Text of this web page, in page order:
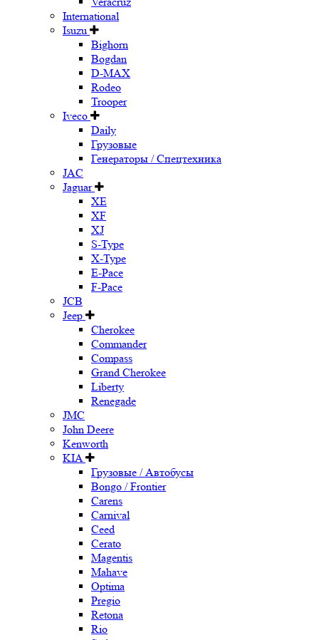
International
Isuzu
Bighorn
Bogdan
D-MAX
Rodeo
Trooper
Iveco
Daily
Грузовые
Генераторы / Спецтехника
JAC
Jaguar
XE
XF
XJ
S-Type
X-Type
E-Pace
F-Pace
JCB
Jeep
Cherokee
Commander
Compass
Grand Cherokee
Liberty
Renegade
JMC
John Deere
Kenworth
KIA
Грузовые / Автобусы
Bongo / Frontier
Carens
Carnival
Ceed
Cerato
Magentis
Mahave
Optima
Pregio
Retona
Rio